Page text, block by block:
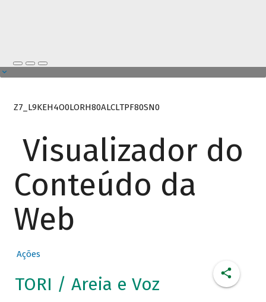
Z7_L9KEH4O0LORH80ALCLTPF80SN0
Visualizador do
Conteúdo da
Web
Ações
TORI / Areia e Voz